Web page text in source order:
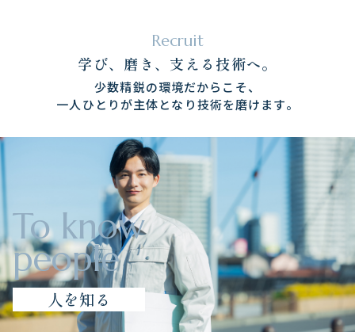
Recruit
学び、磨き、支える技術へ。
少数精鋭の環境だからこそ、
​​​​​​​一人ひとりが主体となり技術を磨けます。
To know
people
人を知る